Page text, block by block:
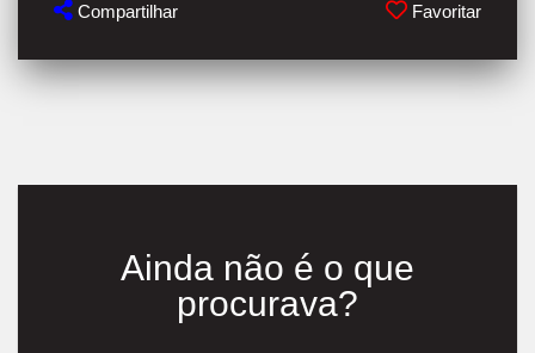
Compartilhar Favoritar
Ainda não é o que
procurava?